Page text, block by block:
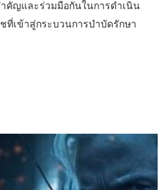
คัญและร่วมมือกันในการดำเนิน
ที่เข้าสู่กระบวนการบำบัดรักษา